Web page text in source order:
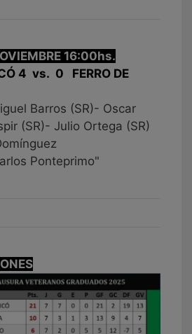
16:00hs.
4 vs. 0 FERRO DE
Barros (SR)- Oscar
(SR)- Julio Ortega (SR)
Ponteprimo"